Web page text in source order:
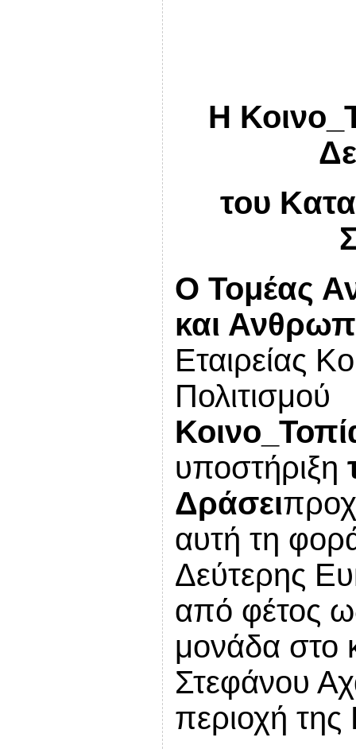
Η
του K
Ο Τομέας
και
Εταιρείας
Πολιτισμού
υποστήριξη
Δράσει
αυτή τη
Δεύτερης
από φέτος
μονάδα στο
Στεφάνου
περιοχή